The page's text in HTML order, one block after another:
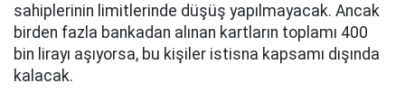
sahiplerinin limitlerinde düşüş yapılmayacak. Ancak
birden fazla bankadan alınan kartların toplamı 400
bin lirayı aşıyorsa, bu kişiler istisna kapsamı dışında
kalacak.